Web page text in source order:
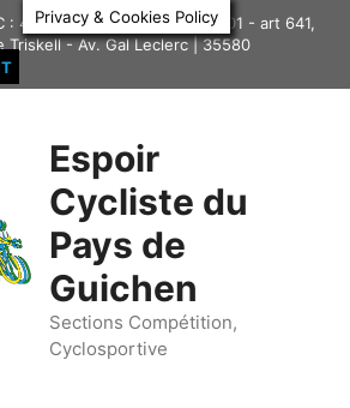
: 4335417 | Association loi 1901 - art 641,
Triskell - Av. Gal Leclerc | 35580
Espoir
Cycliste du
Pays de
Guichen
Sections Compétition,
Cyclosportive
Privacy & Cookies Policy